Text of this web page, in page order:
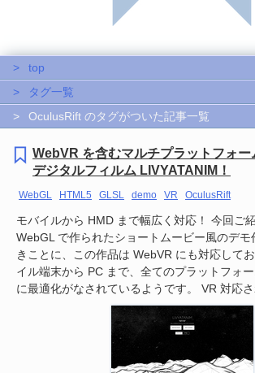
top
タグ一覧
OculusRift のタグがついた記事一覧
WebVR を含むマルチプラットフォー
デジタルフィルム LIVYATANIM！
WebGL HTML5 GLSL demo VR OculusRift
モバイルから HMD まで幅広く対応！ 今回ご
WebGL で作られたショートムービー風のデ
きことに、この作品は WebVR にも対応して
イル端末から PC まで、全てのプラットフォ
に最適化がなされているようです。 VR 対応さ